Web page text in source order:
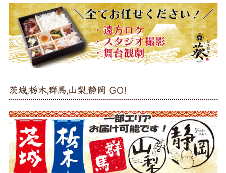
茨城,栃木,群馬,山梨,静岡 GO!